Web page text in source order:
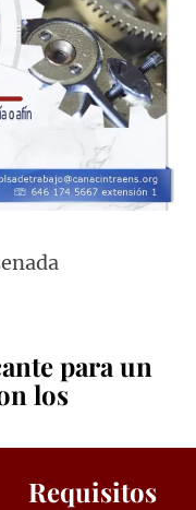
para un
los
Requisitos